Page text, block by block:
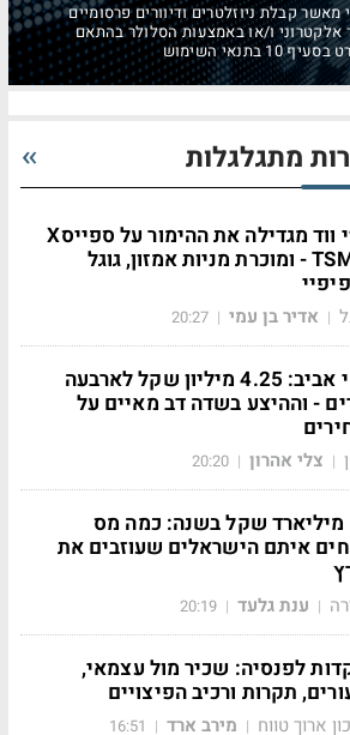
מאשר קבלת ניוזלטרים ודיוורים פרסומיים
אלקטרוני ו/או באמצעות הסלולר בהתאם
10 בתנאי השימוש
מתגלגלות
קת׳י ווד מגדילה את ההימור על ספייסX
ו־TSMC - ומוכרת מניות אמזון, גוגל
| אדיר בן עמי |
20:27
צוקי אביב: 4.25 מיליון שקל לארבעה
- וההיצע בשדה דב מאיים על
| צלי אהרון |
20:20
1.2 מיליארד שקל בשנה: כמה מס
איתם הישראלים שעוזבים את
| ענת גלעד |
20:19
לפנסיה: שכיר מול עצמאי,
תקרות ורכיב הפיצויים
ארוך טווח | מירב ארד |
16:51